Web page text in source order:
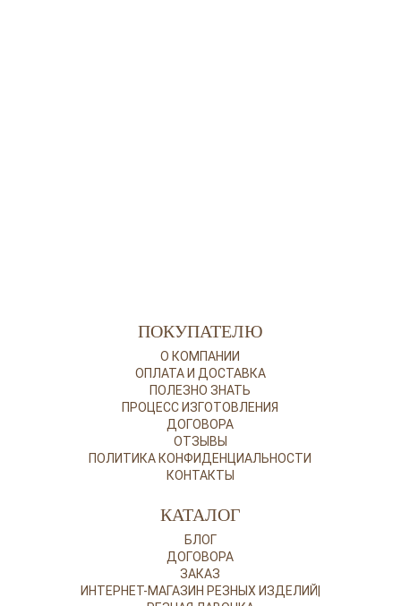
ПОКУПАТЕЛЮ
О КОМПАНИИ
ОПЛАТА И ДОСТАВКА
ПОЛЕЗНО ЗНАТЬ
ПРОЦЕСС ИЗГОТОВЛЕНИЯ
ДОГОВОРА
ОТЗЫВЫ
ПОЛИТИКА КОНФИДЕНЦИАЛЬНОСТИ
КОНТАКТЫ
КАТАЛОГ
БЛОГ
ДОГОВОРА
ЗАКАЗ
ИНТЕРНЕТ-МАГАЗИН РЕЗНЫХ ИЗДЕЛИЙ|